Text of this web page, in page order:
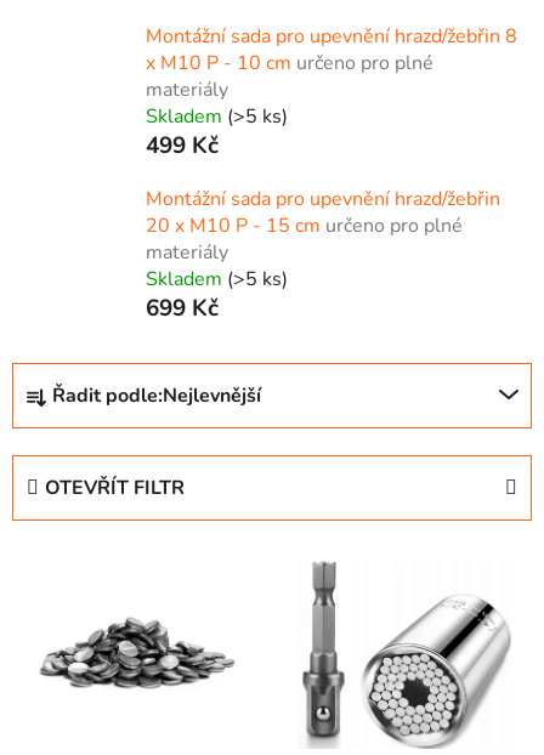
Montážní sada pro upevnění hrazd/žebřin 8
x M10 P - 10 cm určeno pro plné
materiály
Skladem (>5 ks)
499 Kč
Montážní sada pro upevnění hrazd/žebřin
20 x M10 P - 15 cm určeno pro plné
materiály
Skladem (>5 ks)
699 Kč
Ř
z
Řadit podle:Nejlevnější
OTEVŘÍT FILTR